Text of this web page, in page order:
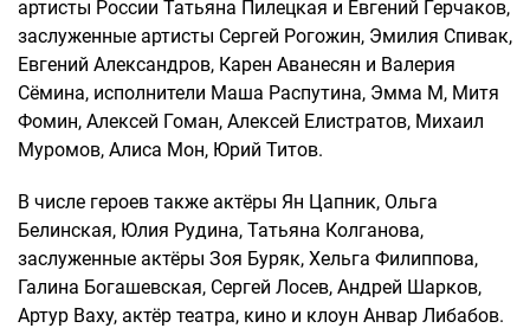
артисты России Татьяна Пилецкая и Евгений Герчаков,
заслуженные артисты Сергей Рогожин, Эмилия Спивак,
Евгений Александров, Карен Аванесян и Валерия
Сёмина, исполнители Маша Распутина, Эмма М, Митя
Фомин, Алексей Гоман, Алексей Елистратов, Михаил
Муромов, Алиса Мон, Юрий Титов.
В числе героев также актёры Ян Цапник, Ольга
Белинская, Юлия Рудина, Татьяна Колганова,
заслуженные актёры Зоя Буряк, Хельга Филиппова,
Галина Богашевская, Сергей Лосев, Андрей Шарков,
Артур Ваху, актёр театра, кино и клоун Анвар Либабов.